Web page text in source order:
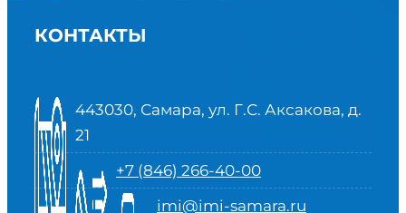
КОНТАКТЫ
443030, Самара, ул. Г.С. Аксакова, д.
21
+7 (846) 266-40-00
imi@imi-samara.ru